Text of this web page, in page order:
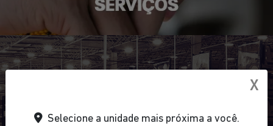
X
Selecione a unidade mais próxima a você.